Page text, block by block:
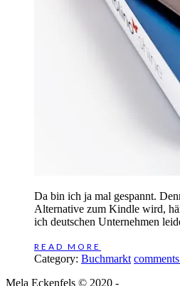
Da bin ich ja mal gespannt.
Alternative zum Kindle wird,
ich deutschen Unternehmen
READ MORE
Category: Buchmarkt
Mela Eckenfels © 2020 -